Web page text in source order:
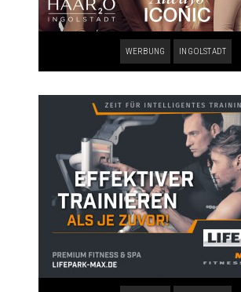
WERBUNG INGOLSTADT